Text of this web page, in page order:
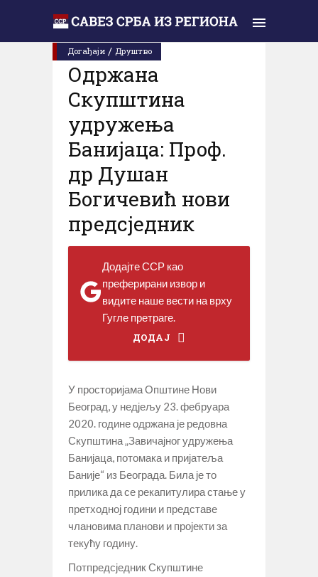
Догађаји / Друштво
Одржана
Скупштина
удружења
Банијаца: Проф.
др Душан
Богичевић нови
предсједник
Додајте ССР као
преферирани извор и
видите наше вести на врху
Гугле претраге.
ДОДАЈ
У просторијама Општине Нови
Београд, у недјељу 23. фебруара
2020. године одржана је редовна
Скупштина „Завичајног удружења
Банијаца, потомака и пријатеља
Баније“ из Београда. Била је то
прилика да се рекапитулира стање у
претходној години и представе
члановима планови и пројекти за
текућу годину.
Потпредсједник Скупштине